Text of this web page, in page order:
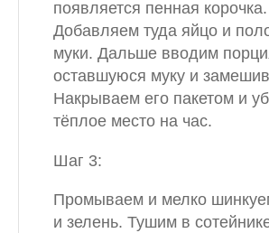
появляется пенная корочка.
Добавляем туда яйцо и
муки. Дальше вводим
оставшуюся муку и
Накрываем его пакетом и
тёплое место на час.
Шаг 3:
Промываем и мелко
и зелень. Тушим в